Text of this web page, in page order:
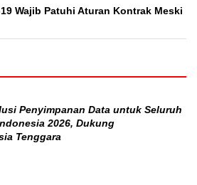
Wajib Patuhi Aturan Kontrak Meski
Penyimpanan Data untuk Seluruh
2026, Dukung
Tenggara